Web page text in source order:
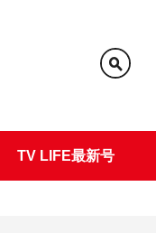
TV LIFE最新号